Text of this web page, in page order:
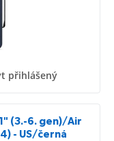
přihlášený
(3.-6. gen)/Air
- US/černá